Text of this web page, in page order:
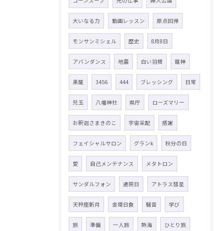
大いなる力 動画レッスン 原点回帰
モンサンミシェル 歴史 8月8日
アバンダンス 地震 白い羽根 龍神
黒龍 3456 444 ブレッシング 日常
児玉 八幡神社 県庁 ローズマリー
お釈迦さまきのこ 宇宙采配 感謝
フェイシャルサロン グランk 秋分の日
愛 自己メンテナンス メタトロン
サンダルフォン 通院日 アトラス彗星
天秤座新月 金環日食 騒音 学び
旅 準備 一人旅 熱海 ひとり旅